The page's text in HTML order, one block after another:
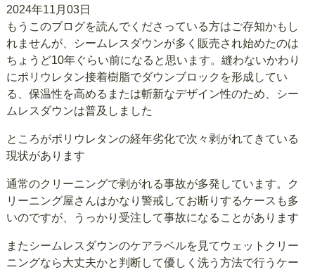
2024年11月03日
もうこのブログを読んでくださっている方はご存知かもし
れませんが、シームレスダウンが多く販売され始めたのは
ちょうど10年ぐらい前になると思います。縫わないかわり
にポリウレタン接着樹脂でダウンブロックを形成してい
る、保温性を高めるまたは斬新なデザイン性のため、シー
ムレスダウンは普及しました
ところがポリウレタンの経年劣化で次々剥がれてきている
現状があります
通常のクリーニングで剥がれる事故が多発しています。ク
リーニング屋さんはかなり警戒してお断りするケースも多
いのですが、うっかり受注して事故になることがあります
またシームレスダウンのケアラベルを見てウェットクリー
ニングなら大丈夫かと判断して優しく洗う方法で行うケー